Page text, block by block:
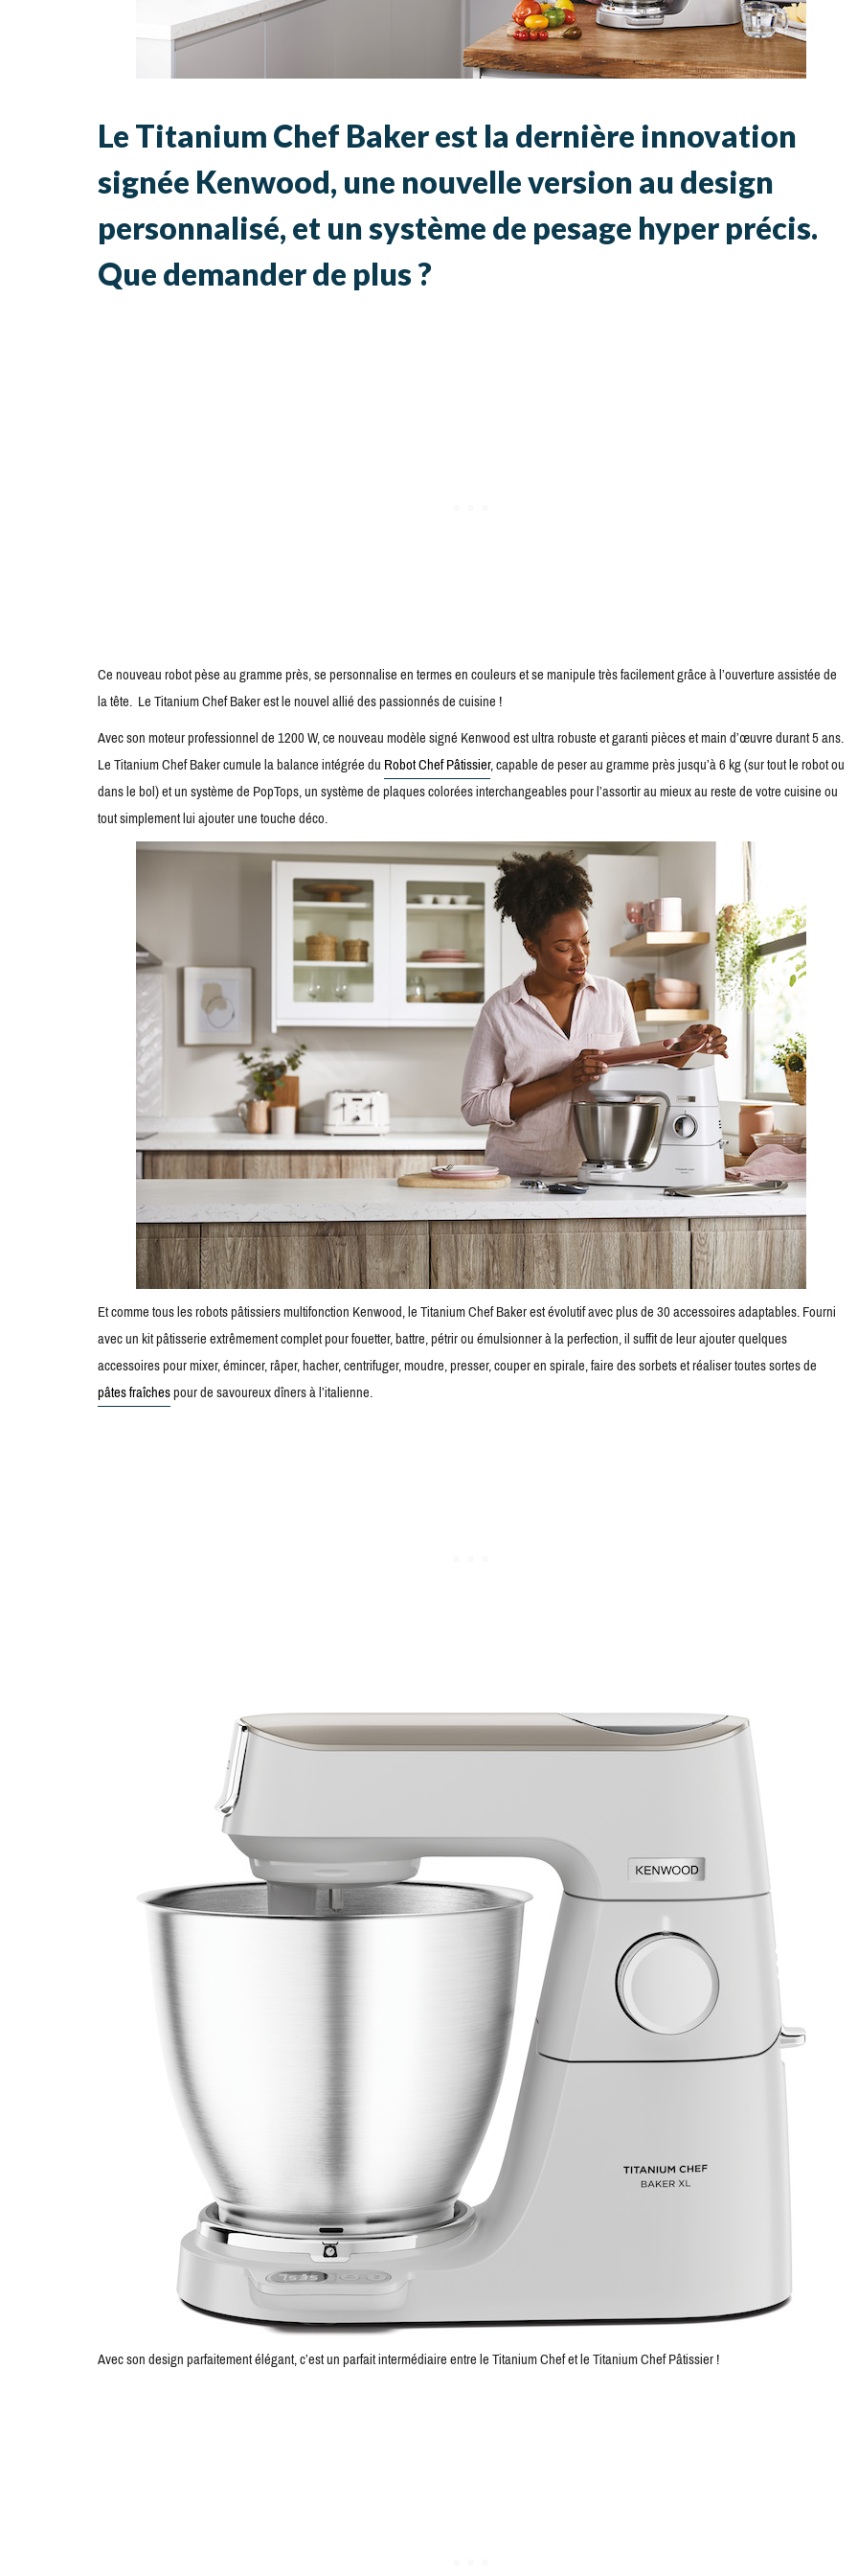
Le Titanium Chef Baker est la dernière innovation
signée Kenwood, une nouvelle version au design
personnalisé, et un système de pesage hyper précis.
Que demander de plus ?
Ce nouveau robot pèse au gramme près, se personnalise en termes en couleurs et se manipule très facilement grâce à l’ouverture assistée de
la tête. Le Titanium Chef Baker est le nouvel allié des passionnés de cuisine !
Avec son moteur professionnel de 1200 W, ce nouveau modèle signé Kenwood est ultra robuste et garanti pièces et main d’œuvre durant 5 ans.
Le Titanium Chef Baker cumule la balance intégrée duRobot Chef Pâtissier, capable de peser au gramme près jusqu’à 6 kg (sur tout le robot ou
dans le bol) et un système de PopTops, un système de plaques colorées interchangeables pour l’assortir au mieux au reste de votre cuisine ou
tout simplement lui ajouter une touche déco.
Et comme tous les robots pâtissiers multifonction Kenwood, le Titanium Chef Baker est évolutif avec plus de 30 accessoires adaptables. Fourni
avec un kit pâtisserie extrêmement complet pour fouetter, battre, pétrir ou émulsionner à la perfection, il suffit de leur ajouter quelques
accessoires pour mixer, émincer, râper, hacher, centrifuger, moudre, presser, couper en spirale, faire des sorbets et réaliser toutes sortes de
pâtes fraîchespour de savoureux dîners à l’italienne.
Avec son design parfaitement élégant, c’est un parfait intermédiaire entre le Titanium Chef et le Titanium Chef Pâtissier !